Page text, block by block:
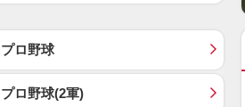
プロ野球
プロ野球(2軍)